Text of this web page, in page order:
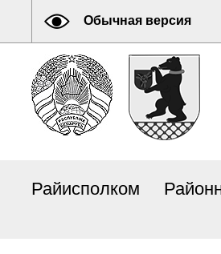
Обычная версия
Райисполком